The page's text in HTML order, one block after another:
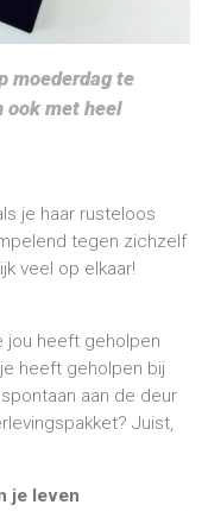
moederdag te
ook met heel
je haar rusteloos
tegen zichzelf
veel op elkaar!
jou heeft geholpen
heeft geholpen bij
aan de deur
Juist,
je leven